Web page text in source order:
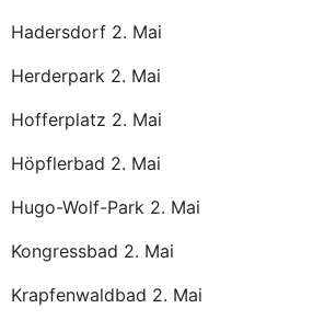
Hadersdorf 2. Mai
Herderpark 2. Mai
Hofferplatz 2. Mai
Höpflerbad 2. Mai
Hugo-Wolf-Park 2. Mai
Kongressbad 2. Mai
Krapfenwaldbad 2. Mai